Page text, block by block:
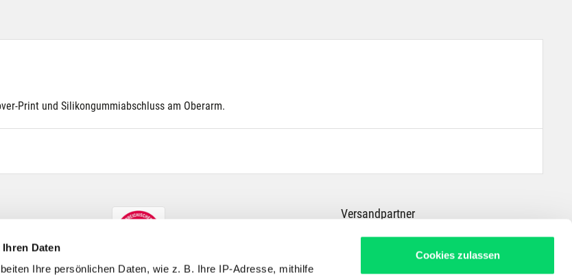
Daten
Ihre persönlichen Daten, wie z. B. Ihre IP-Adresse, mithilfe
Cookies zulassen
Print und Silikongummiabschluss am Oberarm.
Versandpartner